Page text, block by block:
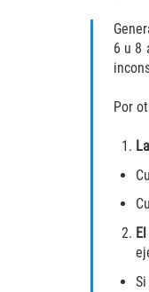
6 u 8
Por